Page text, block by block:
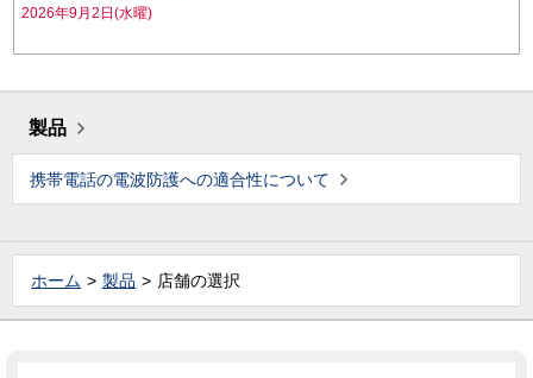
2026年9月2日(水曜)
製品
携帯電話の電波防護への適合性について
ホーム 製品 店舗の選択